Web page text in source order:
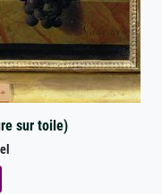
sur toile)